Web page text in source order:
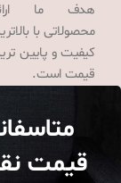
هدف ما
محصولاتی با
کیفیت و پایین
قیمت است.
قیمت